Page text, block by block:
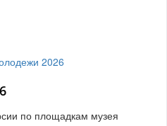
по площадкам музея